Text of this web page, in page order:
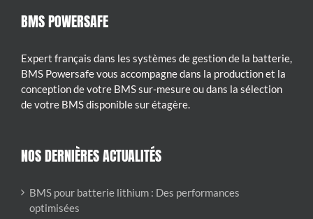
BMS POWERSAFE
Expert français dans les systèmes de gestion de la batterie,
BMS Powersafe vous accompagne dans la production et la
conception de votre BMS sur-mesure ou dans la sélection
de votre BMS disponible sur étagère.
NOS DERNIÈRES ACTUALITÉS
BMS pour batterie lithium : Des performances
optimisées